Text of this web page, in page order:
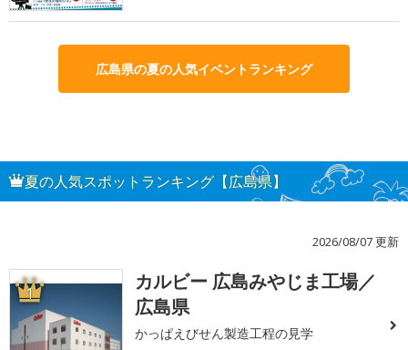
広島県の夏の人気イベントランキング
夏の人気スポットランキング【広島県】
2026/08/07 更新
1
カルビー 広島みやじま工場／
広島県
かっぱえびせん製造工程の見学